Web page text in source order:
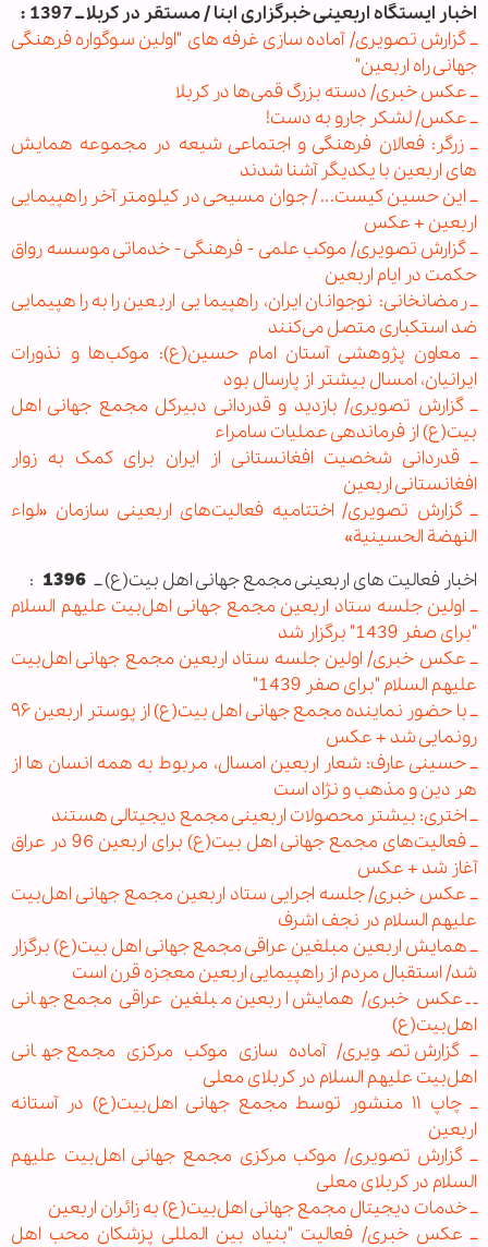
اخبار ایستگاه اربعینی خبرگزاری ابنا / مستقر در کربلا ــ 1397 :
ــ گزارش تصویری/ آماده سازی غرفه های "اولین سوگواره فرهنگی
جهانی راه اربعین"
ــ عکس خبری/ دسته بزرگ قمی‌ها در کربلا
ــ عکس/ لشکر جارو به دست!
ــ زرگر: فعالان فرهنگی و اجتماعی شیعه در مجموعه همایش
های اربعین با یکدیگر آشنا شدند
ــ این حسین کیست... / جوان مسیحی در کیلومتر آخر راهپیمایی
اربعین + عکس
ــ گزارش تصویری/ موکب علمی - فرهنگی - خدماتی موسسه رواق
حکمت در ایام اربعین
ــ رمضانخانی: نوجوانان ایران، راهپیمایی اربعین را به راهپیمایی
ضد استکباری متصل می‌کنند
ــ معاون پژوهشی آستان امام حسین(ع): موکب‌ها و نذورات
ایرانیان، امسال بیشتر از پارسال بود
ــ گزارش تصویری/ بازدید و قدردانی دبیرکل مجمع جهانی اهل
بیت(ع) از فرماندهی عملیات سامراء
ــ قدردانی شخصیت افغانستانی از ایران برای کمک به زوار
افغانستانی اربعین
ــ گزارش تصویری/ اختتامیه فعالیت‌های اربعینی سازمان «لواء
النهضة الحسینیة»
اخبار فعالیت های اربعینی مجمع جهانی اهل بیت(ع) ــ 1396
:
ــ اولین جلسه ستاد اربعین مجمع جهانی اهل‌بیت علیهم السلام
"برای صفر 1439" برگزار شد
ــ عکس خبری/ اولین جلسه ستاد اربعین مجمع جهانی اهل‌بیت
علیهم السلام "برای صفر 1439"
ــ با حضور نماینده مجمع جهانی اهل بیت(ع) از پوستر اربعین ۹۶
رونمایی شد + عکس
ــ حسینی عارف: شعار اربعین امسال، مربوط به همه انسان ها از
هر دین و مذهب و نژاد است
ــ اختری: بیشتر محصولات اربعینی مجمع دیجیتالی هستند
ــ فعالیت‌های مجمع جهانی اهل بیت(ع) برای اربعین 96 در عراق
آغاز شد + عکس
ــ عکس خبری/ جلسه اجرایی ستاد اربعین مجمع جهانی اهل‌بیت
علیهم السلام در نجف اشرف
ــ همایش اربعین مبلغین عراقی مجمع جهانی اهل بیت(ع) برگزار
شد/ استقبال مردم از راهپیمایی اربعین معجزه قرن است
ــ عکس خبری/ همایش اربعین مبلغین عراقی مجمع جهانی
اهل‌بیت(ع)
ــ گزارش تصویری/ آماده سازی موکب مرکزی مجمع جهانی
اهل‌بیت علیهم السلام در کربلای معلی
ــ چاپ ۱۱ منشور توسط مجمع جهانی اهل‌بیت(ع) در آستانه
اربعین
ــ گزارش تصویری/ موکب مرکزی مجمع جهانی اهل‌بیت علیهم
السلام در کربلای معلی
ــ خدمات دیجیتال مجمع جهانی اهل‌بیت(ع) به زائران اربعین
ــ عکس خبری/ فعالیت "بنیاد بین المللی پزشکان محب اهل